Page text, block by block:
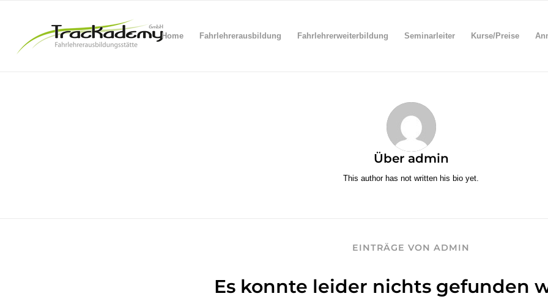
Home Fahrlehrerausbildung Fahrlehrerweiterbildung Seminarleiter Kurse/Preise
Über admin
This author has not written his bio yet.
EINTRÄGE VON ADMIN
Es konnte leider nichts gefunden